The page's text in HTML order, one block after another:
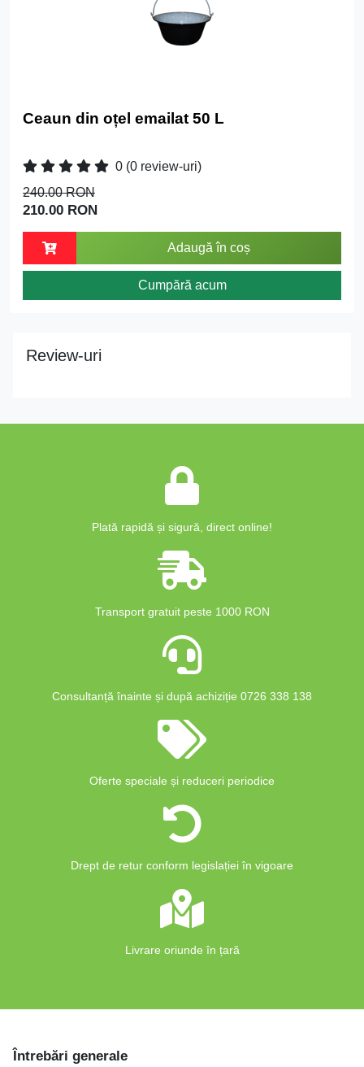
Ceaun din oțel emailat 50 L
0 (0 review-uri)
240.00 RON
210.00 RON
Adaugă în coș
Cumpără acum
Review-uri
Plată rapidă și sigură, direct online!
Transport gratuit peste 1000 RON
Consultanță înainte și după achiziție 0726 338 138
Oferte speciale și reduceri periodice
Drept de retur conform legislației în vigoare
Livrare oriunde în țară
Întrebări generale